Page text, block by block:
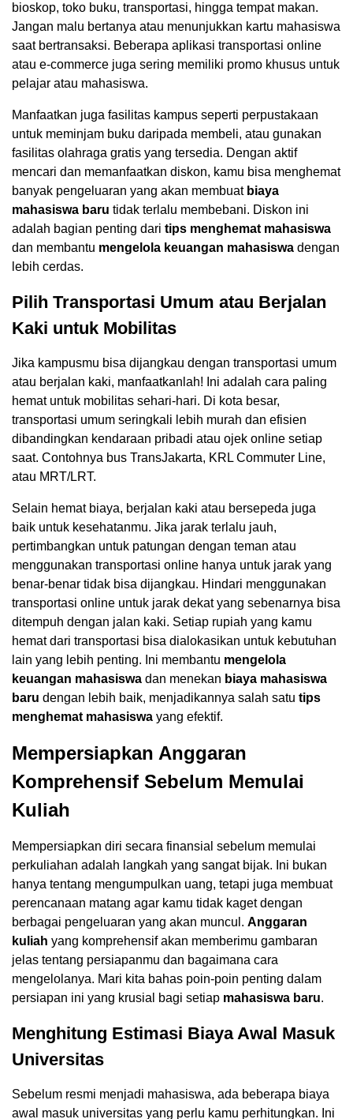
bioskop, toko buku, transportasi, hingga tempat makan.
Jangan malu bertanya atau menunjukkan kartu mahasiswa
saat bertransaksi. Beberapa aplikasi transportasi online
atau e-commerce juga sering memiliki promo khusus untuk
pelajar atau mahasiswa.
Manfaatkan juga fasilitas kampus seperti perpustakaan
untuk meminjam buku daripada membeli, atau gunakan
fasilitas olahraga gratis yang tersedia. Dengan aktif
mencari dan memanfaatkan diskon, kamu bisa menghemat
banyak pengeluaran yang akan membuat biaya
mahasiswa baru tidak terlalu membebani. Diskon ini
adalah bagian penting dari tips menghemat mahasiswa
dan membantu mengelola keuangan mahasiswa dengan
lebih cerdas.
Pilih Transportasi Umum atau Berjalan
Kaki untuk Mobilitas
Jika kampusmu bisa dijangkau dengan transportasi umum
atau berjalan kaki, manfaatkanlah! Ini adalah cara paling
hemat untuk mobilitas sehari-hari. Di kota besar,
transportasi umum seringkali lebih murah dan efisien
dibandingkan kendaraan pribadi atau ojek online setiap
saat. Contohnya bus TransJakarta, KRL Commuter Line,
atau MRT/LRT.
Selain hemat biaya, berjalan kaki atau bersepeda juga
baik untuk kesehatanmu. Jika jarak terlalu jauh,
pertimbangkan untuk patungan dengan teman atau
menggunakan transportasi online hanya untuk jarak yang
benar-benar tidak bisa dijangkau. Hindari menggunakan
transportasi online untuk jarak dekat yang sebenarnya bisa
ditempuh dengan jalan kaki. Setiap rupiah yang kamu
hemat dari transportasi bisa dialokasikan untuk kebutuhan
lain yang lebih penting. Ini membantu mengelola
keuangan mahasiswa dan menekan biaya mahasiswa
baru dengan lebih baik, menjadikannya salah satu tips
menghemat mahasiswa yang efektif.
Mempersiapkan Anggaran
Komprehensif Sebelum Memulai
Kuliah
Mempersiapkan diri secara finansial sebelum memulai
perkuliahan adalah langkah yang sangat bijak. Ini bukan
hanya tentang mengumpulkan uang, tetapi juga membuat
perencanaan matang agar kamu tidak kaget dengan
berbagai pengeluaran yang akan muncul. Anggaran
kuliah yang komprehensif akan memberimu gambaran
jelas tentang persiapanmu dan bagaimana cara
mengelolanya. Mari kita bahas poin-poin penting dalam
persiapan ini yang krusial bagi setiap mahasiswa baru.
Menghitung Estimasi Biaya Awal Masuk
Universitas
Sebelum resmi menjadi mahasiswa, ada beberapa biaya
awal masuk universitas yang perlu kamu perhitungkan. Ini